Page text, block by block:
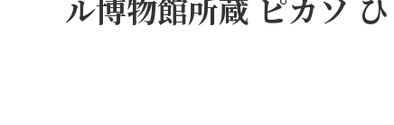
ル博物館所蔵 ピカソ ひ